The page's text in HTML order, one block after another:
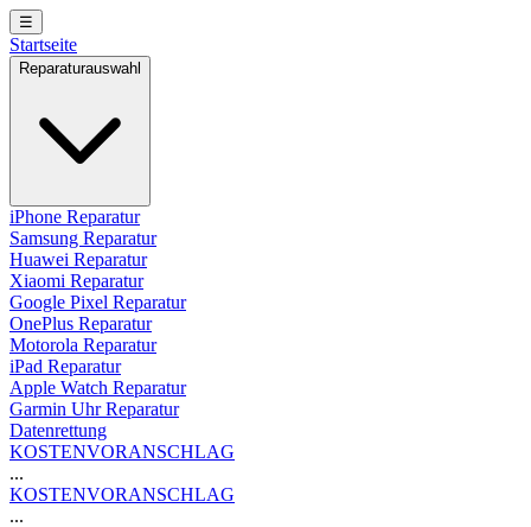
☰
Startseite
Reparaturauswahl
iPhone Reparatur
Samsung Reparatur
Huawei Reparatur
Xiaomi Reparatur
Google Pixel Reparatur
OnePlus Reparatur
Motorola Reparatur
iPad Reparatur
Apple Watch Reparatur
Garmin Uhr Reparatur
Datenrettung
KOSTENVORANSCHLAG
...
KOSTENVORANSCHLAG
...